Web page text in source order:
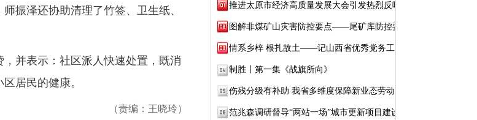
振泽还协助清理了竹签、卫生纸、
并表示：社区派人快速处置，既消
居民的健康。
（责编：王晓玲）
推进太原市经济高质量发展大会引发热烈反响
图解非煤矿山灾害防控要点——尾矿库防控要点
情系乡梓 根扎故土——记山西省优秀党务工作...
制胜丨第一集《战旗所向》
伤残分级有补助 我省多维度保障新业态劳动者...
范兆森调研督导“两站一场”城市更新项目建设